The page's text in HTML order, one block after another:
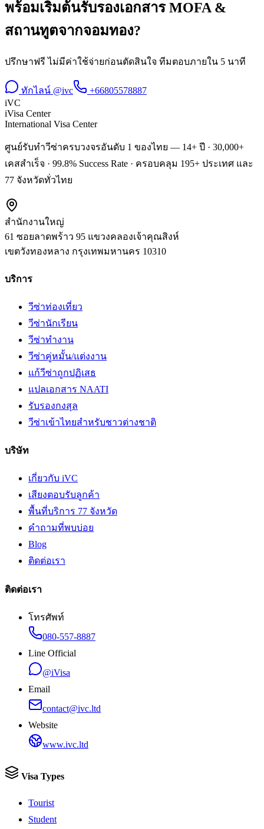
พร้อมเริ่มต้นรับรองเอกสาร MOFA &
สถานทูตจากจอมทอง?
ปรึกษาฟรี ไม่มีค่าใช้จ่ายก่อนตัดสินใจ ทีมตอบภายใน 5 นาที
ทักไลน์ @ivc
+66805578887
iVC
iVisa Center
International Visa Center
ศูนย์รับทำวีซ่าครบวงจรอันดับ 1 ของไทย — 14+ ปี · 30,000+
เคสสำเร็จ · 99.8% Success Rate · ครอบคลุม 195+ ประเทศ และ
77 จังหวัดทั่วไทย
สำนักงานใหญ่
61 ซอยลาดพร้าว 95 แขวงคลองเจ้าคุณสิงห์
เขตวังทองหลาง กรุงเทพมหานคร 10310
บริการ
วีซ่าท่องเที่ยว
วีซ่านักเรียน
วีซ่าทำงาน
วีซ่าคู่หมั้น/แต่งงาน
แก้วีซ่าถูกปฏิเสธ
แปลเอกสาร NAATI
รับรองกงสุล
วีซ่าเข้าไทยสำหรับชาวต่างชาติ
บริษัท
เกี่ยวกับ iVC
เสียงตอบรับลูกค้า
พื้นที่บริการ 77 จังหวัด
คำถามที่พบบ่อย
Blog
ติดต่อเรา
ติดต่อเรา
โทรศัพท์
080-557-8887
Line Official
@iVisa
Email
contact@ivc.ltd
Website
www.ivc.ltd
Visa Types
Tourist
Student